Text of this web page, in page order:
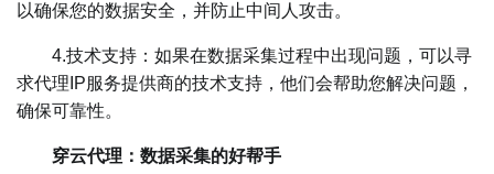
以确保您的数据安全，并防止中间人攻击。
4.技术支持：如果在数据采集过程中出现问题，可以寻
求代理IP服务提供商的技术支持，他们会帮助您解决问题，
确保可靠性。
穿云代理：数据采集的好帮手